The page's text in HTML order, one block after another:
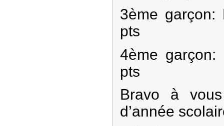
3ème garçon:
pts
4ème garçon:
pts
Bravo à
d’année